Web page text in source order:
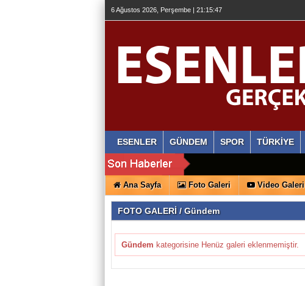
6 Ağustos 2026, Perşembe | 21:15:47
ESENLER GÜNDEM SPOR TÜRKİYE
Ana Sayfa Foto Galeri Video Galeri
FOTO GALERİ / Gündem
Gündem kategorisine Henüz galeri eklenmemiştir.